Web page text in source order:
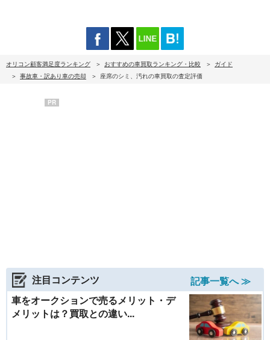
オリコン顧客満足度ランキング おすすめの車買取ランキング・比較
ガイド
事故車・訳あり車の売却
座席のシミ、汚れの車買取の査定評価
PR
注目コンテンツ
記事一覧へ ≫
車をオークションで売るメリット・デ
メリットは？買取との違い...